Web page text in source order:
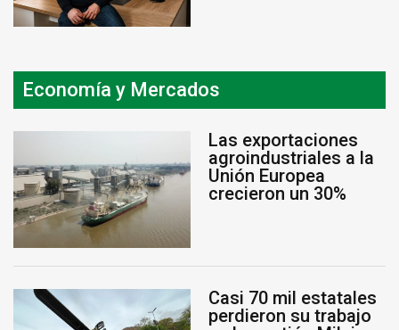
Economía y Mercados
Las exportaciones
agroindustriales a la
Unión Europea
crecieron un 30%
Casi 70 mil estatales
perdieron su trabajo